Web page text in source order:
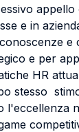
appello
e in
e
e per
HR
stesso
l'eccellenza